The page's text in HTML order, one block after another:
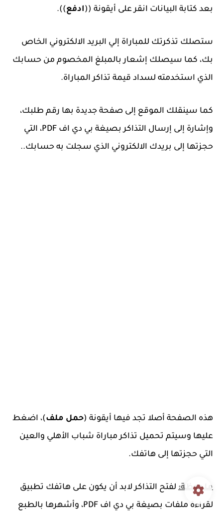
بعد كتابة البيانات انقر على أيقونة ((ادفع)).
ستصلك تذكرتك للمباراة إلي البريد الالكتروني الخاص
بك، كما سيصلك إشعار بالمبلغ المخصوم من حسابك
الذي استخدمته لسداد قيمة تذاكر المباراة.
كما سينقلك الموقع إلى صفحة جديدة بها رقم طلبك،
وإشارة إلى إرسال التذاكر بصيغة بي دي اف PDF، التي
حجزتها إلى بريدك الالكتروني الذي سجلت به حسابك..
هذه الصفحة أصلا تجد فيها أيقونة (حمل ملف)، اضغط
عليها وسيتم تحميل تذاكر مباراة شباب الأهلي والعين
التي حجزتها إلى هاتفك.
ملحوظة: لفتح التذاكر لابد أن يكون على هاتفك تطبيق
لقراءة ملفات بصيغة بي دي اف PDF، وأشهرها بالطبع